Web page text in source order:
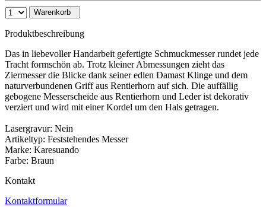
Warenkorb
Produktbeschreibung
Das in liebevoller Handarbeit gefertigte Schmuckmesser rundet jede
Tracht formschön ab. Trotz kleiner Abmessungen zieht das
Ziermesser die Blicke dank seiner edlen Damast Klinge und dem
naturverbundenen Griff aus Rentierhorn auf sich. Die auffällig
gebogene Messerscheide aus Rentierhorn und Leder ist dekorativ
verziert und wird mit einer Kordel um den Hals getragen.
Lasergravur: Nein
Artikeltyp: Feststehendes Messer
Marke: Karesuando
Farbe: Braun
Kontakt
Kontaktformular